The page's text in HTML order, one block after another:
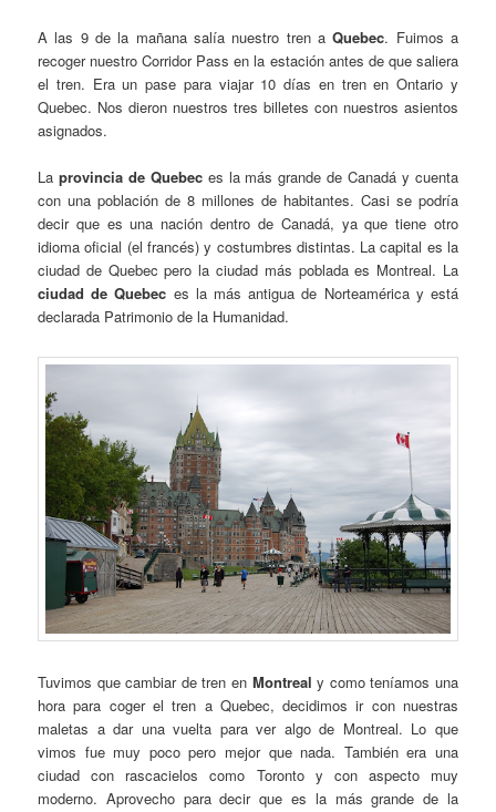
A las 9 de la mañana salía nuestro tren aQuebec. Fuimos a
recoger nuestro Corridor Pass en la estación antes de que saliera
el tren. Era un pase para viajar 10 días en tren en Ontario y
Quebec. Nos dieron nuestros tres billetes con nuestros asientos
asignados.
La provincia de Quebeces la más grande de Canadá y cuenta
con una población de 8 millones de habitantes. Casi se podría
decir que es una nación dentro de Canadá, ya que tiene otro
idioma oficial (el francés) y costumbres distintas. La capital es la
ciudad de Quebec pero la ciudad más poblada es Montreal. La
ciudad de Quebec es la más antigua de Norteamérica y está
declarada Patrimonio de la Humanidad.
Tuvimos que cambiar de tren en Montreal y como teníamos una
hora para coger el tren a Quebec, decidimos ir con nuestras
maletas a dar una vuelta para ver algo de Montreal. Lo que
vimos fue muy poco pero mejor que nada. También era una
ciudad con rascacielos como Toronto y con aspecto muy
moderno. Aprovecho para decir que es la más grande de la